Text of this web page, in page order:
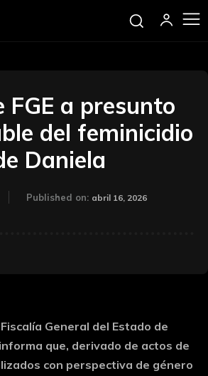
FGE a presunto
del feminicidio
Daniela
Published on: abril 16, 2026
General del Estado de
que, derivado de actos de
con perspectiva de género